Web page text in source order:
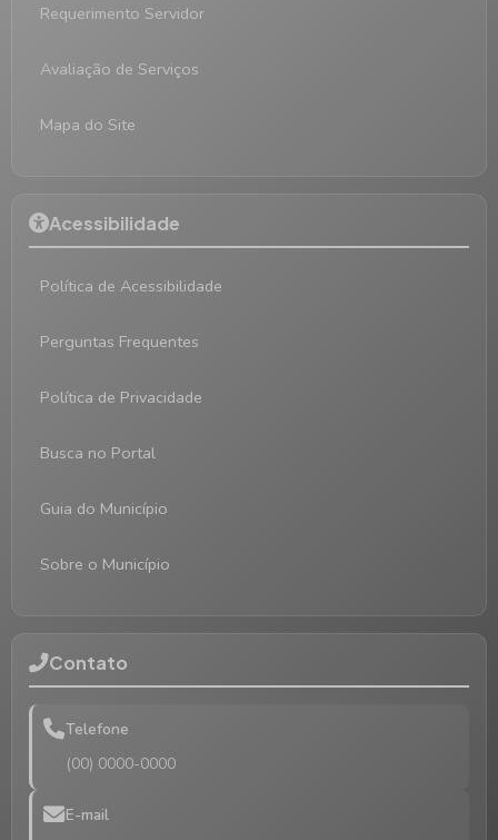
Requerimento Servidor
Avaliação de Serviços
Mapa do Site
Acessibilidade
Política de Acessibilidade
Perguntas Frequentes
Política de Privacidade
Busca no Portal
Guia do Município
Sobre o Município
Contato
Telefone
(00) 0000-0000
E-mail